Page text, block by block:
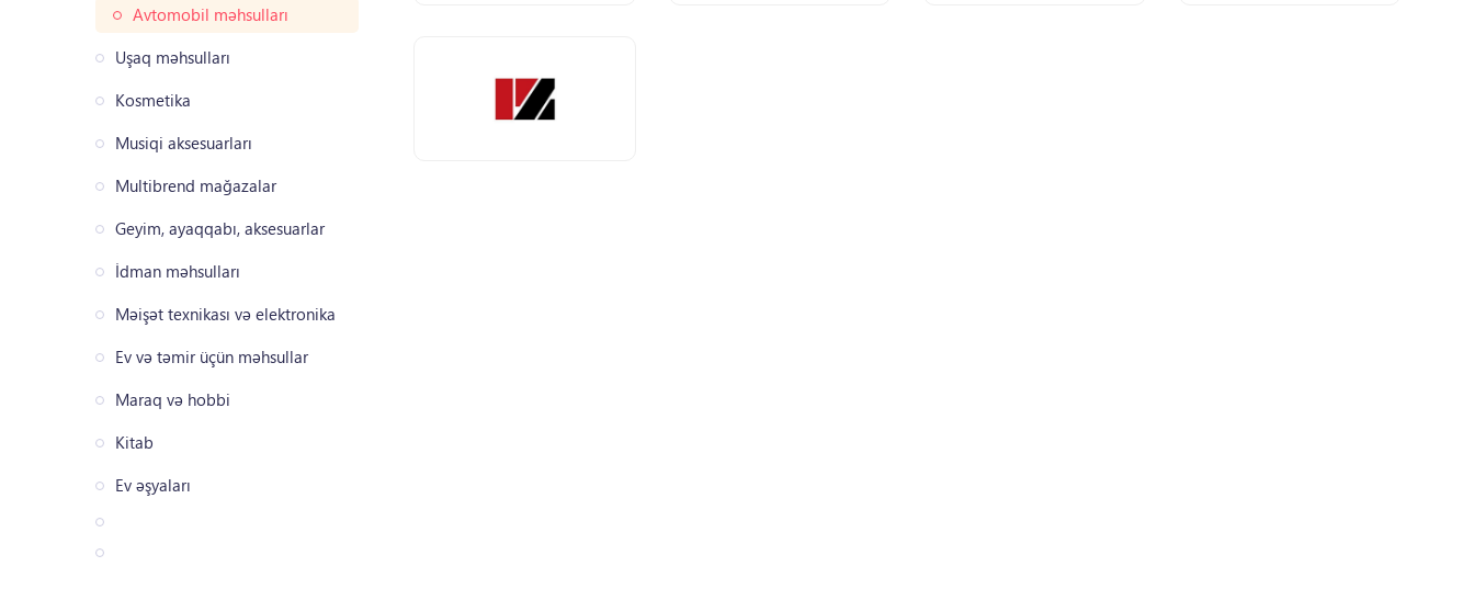
Avtomobil məhsulları
Uşaq məhsulları
Kosmetika
Musiqi aksesuarları
Multibrend mağazalar
Geyim, ayaqqabı, aksesuarlar
İdman məhsulları
Məişət texnikası və elektronika
Ev və təmir üçün məhsullar
Maraq və hobbi
Kitab
Ev əşyaları